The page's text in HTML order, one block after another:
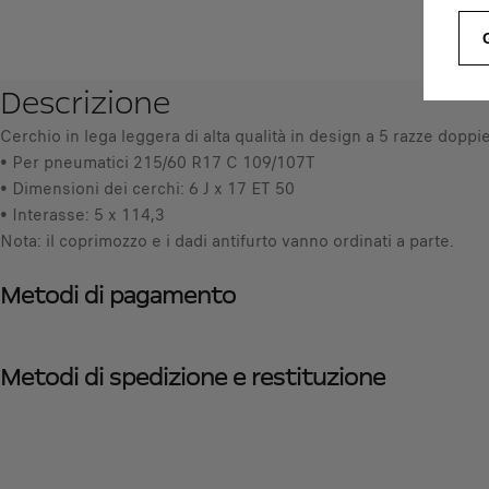
Descrizione
Cerchio in lega leggera di alta qualità in design a 5 razze
• Per pneumatici 215/60 R17 C 109/107T
• Dimensioni dei cerchi: 6 J x 17 ET 50
• Interasse: 5 x 114,3
Nota: il coprimozzo e i dadi antifurto vanno ordinati a parte.
Metodi di pagamento
Metodi di spedizione e restituzione